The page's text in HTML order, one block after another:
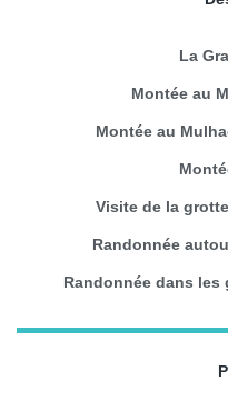
La
Montée au
Montée au
Visite de la
Randonnée
Randonnée dans les